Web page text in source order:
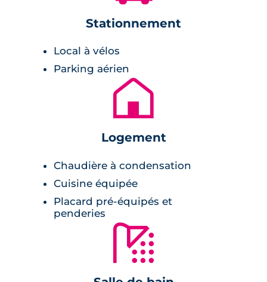
est naturellement inspirée de l'emplacement
et l'ambiance urbaine. En effet, les volumes
et faites avec des tuiles rouges et les façades
sont couvertes d'enduit de couleurs
Tous les appartements présentent un espace
extérieur. Ils présentent de grands balcons ou
extérieurs s'ouvrent sur de bonnes
orientations et se ils prolongent sur les pièces
de vie tout en favorisant l'intimité de tous les
résidents.
Stationnement
Local à vélos
Parking aérien
🏚
Logement
Chaudière à condensation
Cuisine équipée
Placard pré-équipés et
penderies
🚿